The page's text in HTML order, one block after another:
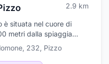
2.9 km
è situata nel cuore di
metri dalla spiaggia
dalla spiaggia della
Pizzo offre la
232, Pizzo